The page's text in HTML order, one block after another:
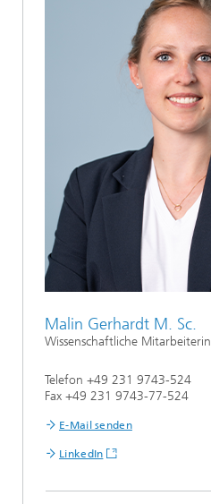
Malin Gerhardt M. Sc.
Wissenschaftliche Mitarbeiterin
Telefon +49 231 9743-524
Fax +49 231 9743-77-524
E-Mail senden
LinkedIn